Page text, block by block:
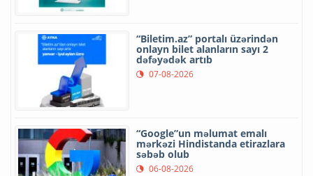
“Biletim.az” portalı üzərindən
onlayn bilet alanların sayı 2
dəfəyədək artıb
07-08-2026
“Google”un məlumat emalı
mərkəzi Hindistanda etirazlara
səbəb olub
06-08-2026